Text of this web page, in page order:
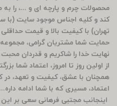
محصولات چرم و پارچه ای و ...، را
کند و کلیه اجناس موجود سایت (با
تهران) با کیفیت بالا و قیمت
نهایت خدا را شاکریم و قدردان
از اولین روز تا امروز، اعتماد شما
همچنان با عشق، کیفیت و تعهد، در
اعتماد، مسیری که با شما ادامه داره...
اینجانب مجتبی فرهانی سعی بر